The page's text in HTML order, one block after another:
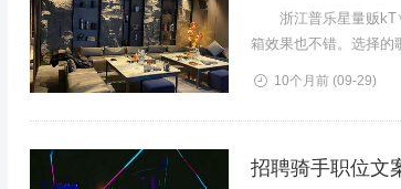
浙江普乐星量贩kT∨
箱效果也不错。选择的
10个月前 (09-29)
招聘骑手职位文